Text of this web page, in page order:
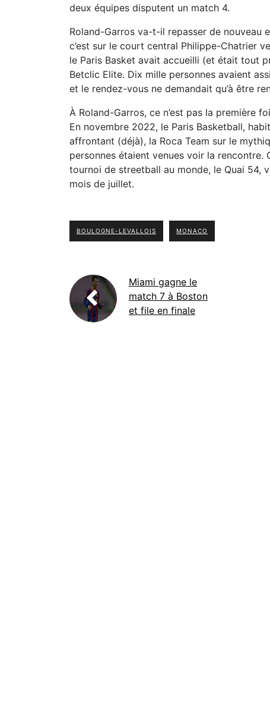
deux équipes disputent un match 4.
Roland-Garros va-t-il repasser de nouveau
c’est sur le court central Philippe-Chatrier
le Paris Basket avait accueilli (et était tout
Betclic Elite. Dix mille personnes avaient
et le rendez-vous ne demandait qu’à être
À Roland-Garros, ce n’est pas la première
En novembre 2022, le Paris Basketball,
affrontant (déjà), la Roca Team sur le
personnes étaient venues voir la rencontre.
tournoi de streetball au monde, le Quai 54,
mois de juillet.
BOULOGNE-LEVALLOIS MONACO
Miami gagne le
match 7 à Boston
et file en finale